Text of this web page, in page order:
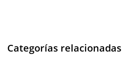
Categorías relacionadas